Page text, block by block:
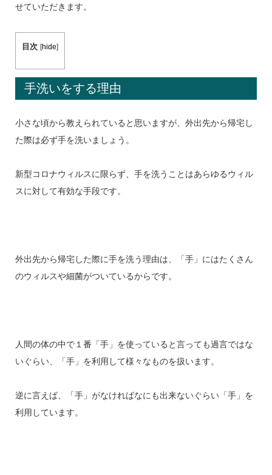
せていただきます。
目次 [hide]
手洗いをする理由
小さな頃から教えられていると思いますが、外出先から帰宅し
た際は必ず手を洗いましょう。
新型コロナウィルスに限らず、手を洗うことはあらゆるウィル
スに対して有効な手段です。
外出先から帰宅した際に手を洗う理由は、「手」にはたくさん
のウィルスや細菌がついているからです。
人間の体の中で１番「手」を使っていると言っても過言ではな
いぐらい、「手」を利用して様々なものを扱います。
逆に言えば、「手」がなければなにも出来ないぐらい「手」を
利用しています。